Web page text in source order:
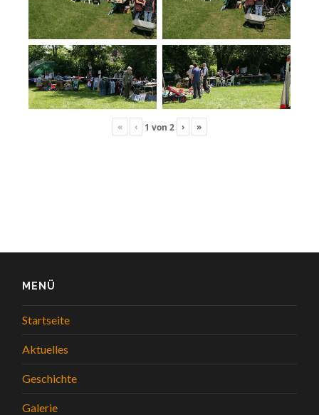
« ‹ 1 von 2 › »
MENÜ
Startseite
Aktuelles
Geschichte
Galerie